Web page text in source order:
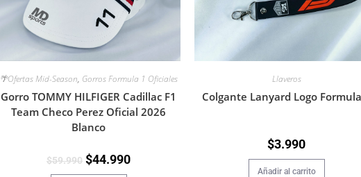
🌴Ofertas Mid-Season, Gorros Formula 1 Oficiales
Gorro TOMMY HILFIGER Cadillac F1
Team Checo Perez Oficial 2026
Blanco
$59.990 $44.990
Llaveros
Colgante Lanyard Logo
$3.990
Añadir al carrito